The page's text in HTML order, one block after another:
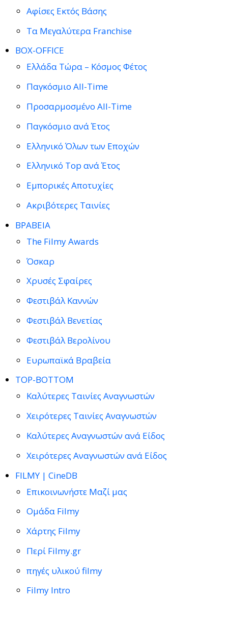
Αφίσες Εκτός Βάσης
Τα Μεγαλύτερα Franchise
BOX-OFFICE
Ελλάδα Τώρα – Κόσμος Φέτος
Παγκόσμιο All-Time
Προσαρμοσμένο All-Time
Παγκόσμιο ανά Έτος
Ελληνικό Όλων των Εποχών
Ελληνικό Top ανά Έτος
Εμπορικές Αποτυχίες
Ακριβότερες Ταινίες
ΒΡΑΒΕΙΑ
The Filmy Awards
Όσκαρ
Χρυσές Σφαίρες
Φεστιβάλ Καννών
Φεστιβάλ Βενετίας
Φεστιβάλ Βερολίνου
Ευρωπαϊκά Βραβεία
TOP-BOTTOM
Καλύτερες Ταινίες Αναγνωστών
Χειρότερες Ταινίες Αναγνωστών
Καλύτερες Αναγνωστών ανά Είδος
Χειρότερες Αναγνωστών ανά Είδος
FILMY | CineDB
Επικοινωνήστε Μαζί μας
Ομάδα Filmy
Χάρτης Filmy
Περί Filmy.gr
πηγές υλικού filmy
Filmy Intro